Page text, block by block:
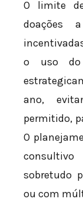
O limite
doações
o uso do
ano,
permitido,
O
sobretudo
ou com